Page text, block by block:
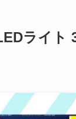
ライト